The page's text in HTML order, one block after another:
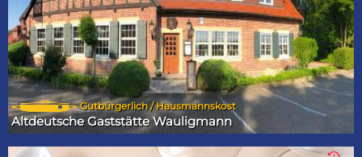
Gutbürgerlich / Hausmannskost
Altdeutsche Gaststätte Wauligmann